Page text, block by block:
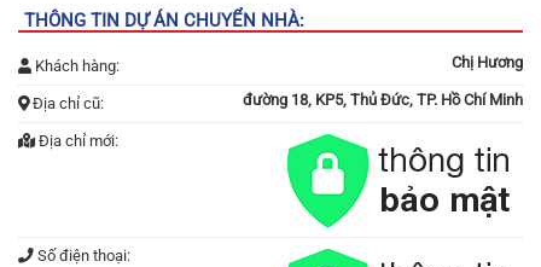
THÔNG TIN DỰ ÁN CHUYỂN NHÀ:
Khách hàng: Chị Hương
Địa chỉ cũ: đường 18, KP5, Thủ Đức, TP. Hồ Chí Minh
Địa chỉ mới:
Số điện thoại: